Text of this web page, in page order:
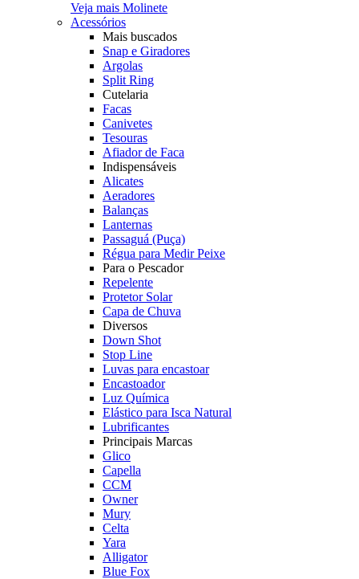
Veja mais Molinete
Acessórios
Mais buscados
Snap e Giradores
Argolas
Split Ring
Cutelaria
Facas
Canivetes
Tesouras
Afiador de Faca
Indispensáveis
Alicates
Aeradores
Balanças
Lanternas
Passaguá (Puça)
Régua para Medir Peixe
Para o Pescador
Repelente
Protetor Solar
Capa de Chuva
Diversos
Down Shot
Stop Line
Luvas para encastoar
Encastoador
Luz Química
Elástico para Isca Natural
Lubrificantes
Principais Marcas
Glico
Capella
CCM
Owner
Mury
Celta
Yara
Alligator
Blue Fox